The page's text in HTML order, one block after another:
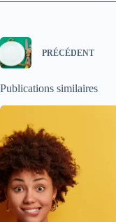
PRÉCÉDENT
Publications similaires